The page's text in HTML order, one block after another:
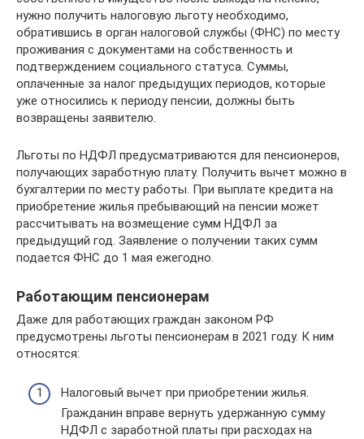
нужно получить налоговую льготу необходимо,
обратившись в орган налоговой службы (ФНС) по месту
проживания с документами на собственность и
подтверждением социального статуса. Суммы,
оплаченные за налог предыдущих периодов, которые
уже относились к периоду пенсии, должны быть
возвращены заявителю.
Льготы по НДФЛ предусматриваются для пенсионеров,
получающих заработную плату. Получить вычет можно в
бухгалтерии по месту работы. При выплате кредита на
приобретение жилья пребывающий на пенсии может
рассчитывать на возмещение сумм НДФЛ за
предыдущий год. Заявление о получении таких сумм
подается ФНС до 1 мая ежегодно.
Работающим пенсионерам­
Даже для работающих граждан законом РФ
предусмотрены льготы пенсионерам в 2021 году. К ним
относятся:
Налоговый вычет при приобретении жилья.
Гражданин вправе вернуть удержанную сумму
НДФЛ с заработной платы при расходах на